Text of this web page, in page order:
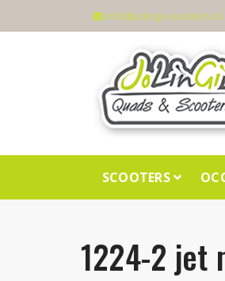
info@jolingi-scooters.nl
SCOOTERS
1224-2 jet